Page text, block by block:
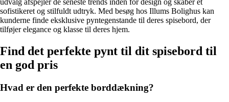
udvalg afspejler de seneste trends inden for design og skaber et
sofistikeret og stilfuldt udtryk. Med besøg hos Illums Bolighus kan
kunderne finde eksklusive pyntegenstande til deres spisebord, der
tilføjer elegance og klasse til deres hjem.
Find det perfekte pynt til dit spisebord til
en god pris
Hvad er den perfekte borddækning?